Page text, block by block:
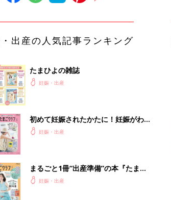
出産の人気記事ランキング
たまひよの雑誌
妊娠・出産
初めて妊娠されたかたに！妊娠がわか
ったら最初に読む本『初めてのたまご
妊娠・出産
まるごと1冊“出産準備”の本『たまご
クラブ 夏号』〈スペシャル大特集〉
妊娠・出産